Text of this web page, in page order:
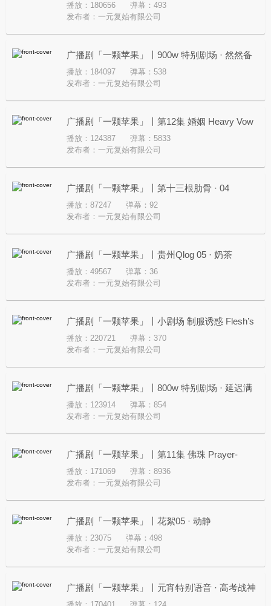
忘录
播放：180656
弹幕：493
发布者： 一元复始有限公司
广播剧「一颗苹果」丨900w 特别剧场 · 然然备
忘录
播放：184097
弹幕：538
发布者： 一元复始有限公司
广播剧「一颗苹果」丨第12集 婚姻 Heavy Vow
播放：124387
弹幕：5833
发布者： 一元复始有限公司
广播剧「一颗苹果」丨第十三根肋骨 · 04
播放：87247
弹幕：92
发布者： 一元复始有限公司
广播剧「一颗苹果」丨贵州Qlog 05 · 奶茶
播放：49567
弹幕：36
发布者： 一元复始有限公司
广播剧「一颗苹果」丨小剧场 制服诱惑 Flesh’s
Yes
播放：220721
弹幕：370
发布者： 一元复始有限公司
广播剧「一颗苹果」丨800w 特别剧场 · 延迟满
足 Starved Light
播放：123914
弹幕：854
发布者： 一元复始有限公司
广播剧「一颗苹果」丨第11集 佛珠 Prayer-
Wound
播放：171069
弹幕：8936
发布者： 一元复始有限公司
广播剧「一颗苹果」丨花絮05 · 动静
播放：23075
弹幕：498
发布者： 一元复始有限公司
广播剧「一颗苹果」丨元宵特别语音 · 高考战神